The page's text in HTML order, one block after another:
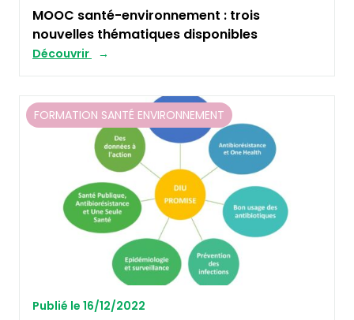
MOOC santé-environnement : trois
nouvelles thématiques disponibles
Découvrir
FORMATION SANTÉ ENVIRONNEMENT
Publié le 16/12/2022